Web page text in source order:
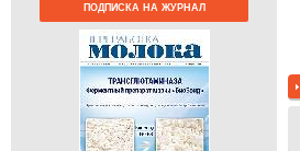
ПОДПИСКА НА ЖУРНАЛ